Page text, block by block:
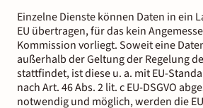
Einzelne Dienste können Daten in ein
EU übertragen, für das kein
Kommission vorliegt. Soweit eine
außerhalb der Geltung der Regelung
stattfindet, ist diese u. a. mit EU-
nach Art. 46 Abs. 2 lit. c EU-DSGVO
notwendig und möglich, werden die